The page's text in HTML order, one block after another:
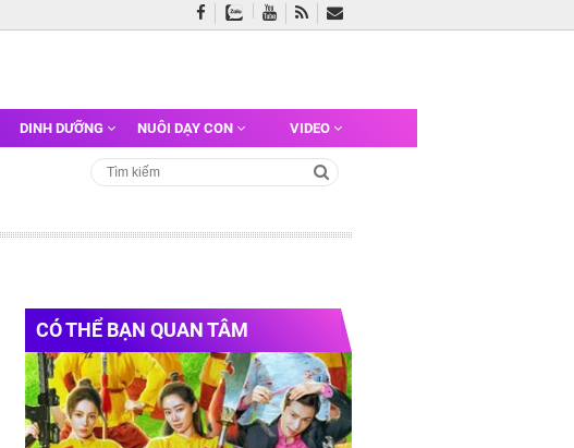
DINH DƯỠNG NUÔI DẠY CON VIDEO
CÓ THỂ BẠN QUAN TÂM